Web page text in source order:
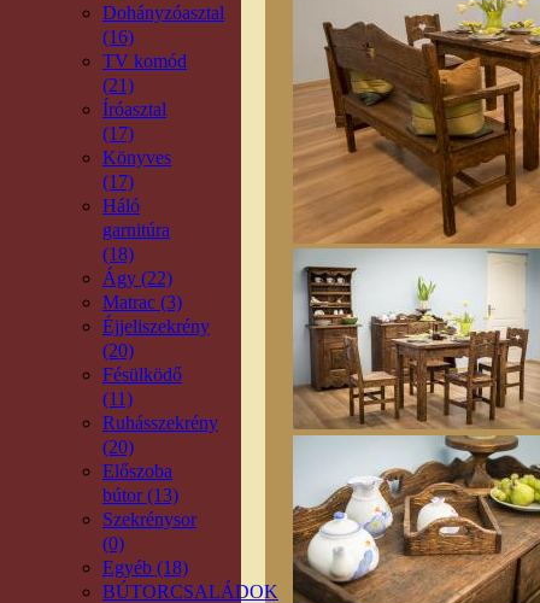
Dohányzóasztal
(16)
TV komód
(21)
Íróasztal
(17)
Könyves
(17)
Háló
garnitúra
(18)
Ágy (22)
Matrac (3)
Éjjeliszekrény
(20)
Fésülködő
(11)
Ruhásszekrény
(20)
Előszoba
bútor (13)
Szekrénysor
(0)
Egyéb (18)
BÚTORCSALÁDOK